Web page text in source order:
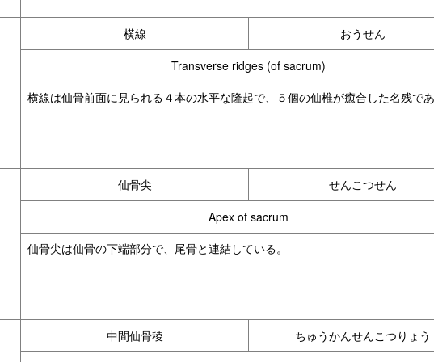
横線
おうせん
Transverse ridges (of sacrum)
横線は仙骨前面に見られる４本の水平な隆起で、５個の仙椎が癒合した名残で
仙骨尖
せんこつせん
Apex of sacrum
仙骨尖は仙骨の下端部分で、尾骨と連結している。
中間仙骨稜
ちゅうかんせんこつりょう